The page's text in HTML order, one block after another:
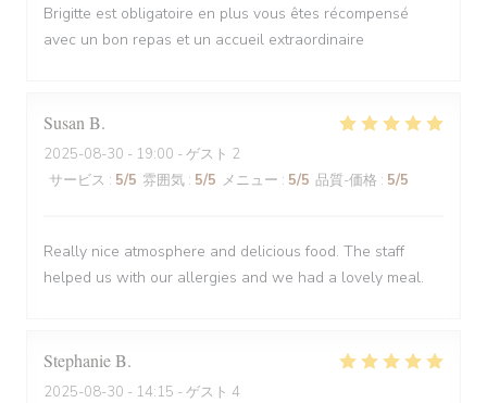
Brigitte est obligatoire en plus vous êtes récompensé
avec un bon repas et un accueil extraordinaire
Susan B
2025-08-30 - 19:00 - ゲスト 2
サービス : 5/5 雰囲気 : 5/5 メニュー : 5/5 品質-価格 : 5/5
Really nice atmosphere and delicious food. The staff
helped us with our allergies and we had a lovely meal.
StephanieB
2025-08-30 - 14:15 - ゲスト 4